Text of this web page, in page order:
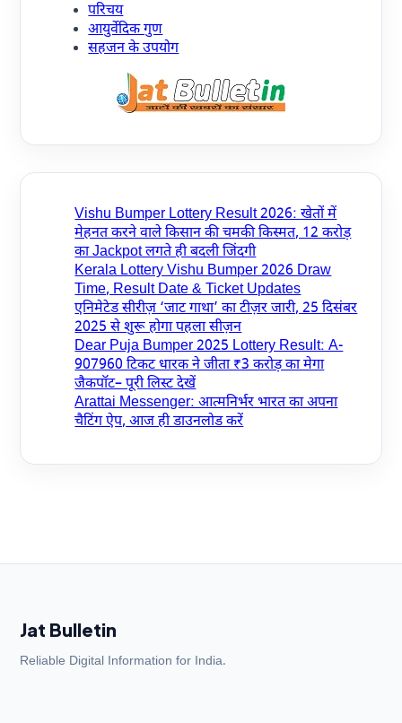
परिचय
आयुर्वेदिक गुण
सहजन के उपयोग
Vishu Bumper Lottery Result 2026: खेतों में
मेहनत करने वाले किसान की चमकी किस्मत, 12 करोड़
का Jackpot लगते ही बदली जिंदगी
Kerala Lottery Vishu Bumper 2026 Draw
Time, Result Date & Ticket Updates
एनिमेटेड सीरीज़ ‘जाट गाथा’ का टीज़र जारी, 25 दिसंबर
2025 से शुरू होगा पहला सीज़न
Dear Puja Bumper 2025 Lottery Result: A-
907960 टिकट धारक ने जीता ₹3 करोड़ का मेगा
जैकपॉट– पूरी लिस्ट देखें
Arattai Messenger: आत्मनिर्भर भारत का अपना
चैटिंग ऐप, आज ही डाउनलोड करें
Jat Bulletin
Reliable Digital Information for India.